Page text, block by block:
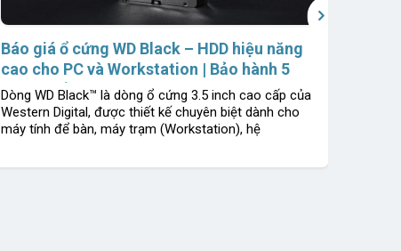
Báo giá ổ cứng WD Black – HDD hiệu năng
cao cho PC và Workstation | Bảo hành 5
năm 1 đổi 1 | Chính hãng Western Digital
Dòng WD Black™ là dòng ổ cứng 3.5 inch cao cấp của
Western Digital, được thiết kế chuyên biệt dành cho
máy tính để bàn, máy trạm (Workstation), hệ
›